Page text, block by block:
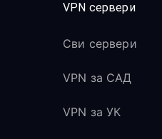
VPN сервери
Сви сервери
VPN за САД
VPN за УК